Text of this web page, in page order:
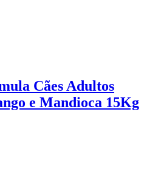
Cães Adultos
e Mandioca 15Kg